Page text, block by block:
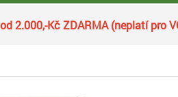
2.000,-Kč ZDARMA (neplatí pro